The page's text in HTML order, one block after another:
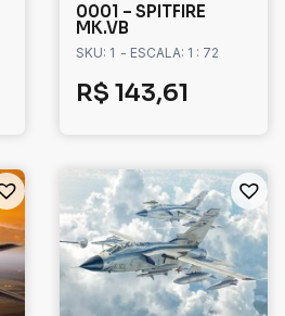
0001 – SPITFIRE
MK.VB
SKU: 1 - ESCALA: 1 : 72
R$ 143,61